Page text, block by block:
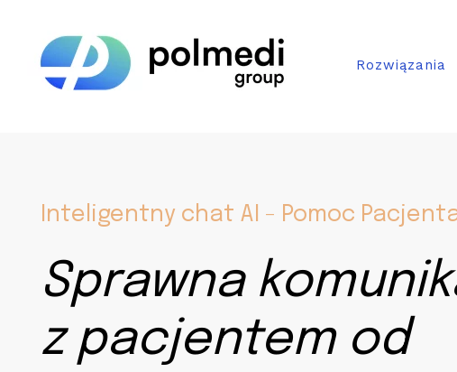
content
Rozwiązania
Inteligentny chat AI - Pomoc
Sprawna
z pacjentem od